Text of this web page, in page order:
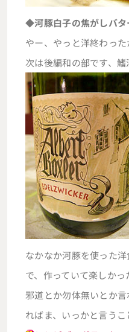
◆河豚白子の焦がしバタ
やー、やっと洋終わった
次は後編和の部です、鰭
なかなか河豚を使った
で、作っていて楽しかっ
邪道とか勿体無いとか
ればま、いっかと言うこ